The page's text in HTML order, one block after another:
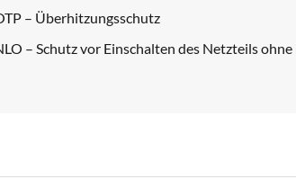
– Überhitzungsschutz
– Schutz vor Einschalten des Netzteils ohne